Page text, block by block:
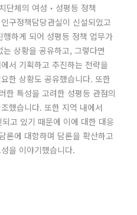
단체의 여성‧성평등 정책
구정책담당관실이 신설되었고
하게 되어 성평등 정책 업무가
상황을 공유하고, 그렇다면
서 기획하고 추진하는 전략을
한 상황도 공유했습니다. 또한
한 특성을 고려한 성평등 관점의
했습니다. 또한 지역 내에서
고 있기 때문에 이에 대한 대응
론에 대항하며 담론을 확산하고
을 이야기했습니다.